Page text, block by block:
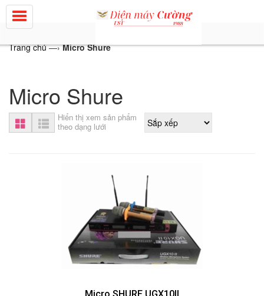
Trang chủ—› Micro Shure
Micro Shure
Hiển thị xem sản phẩm
theo dạng lưới